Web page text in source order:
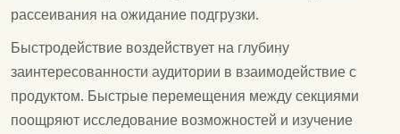
рассеивания на ожидание подгрузки.
Быстродействие воздействует на глубину
заинтересованности аудитории в взаимодействие с
продуктом. Быстрые перемещения между секциями
поощряют исследование возможностей и изучение